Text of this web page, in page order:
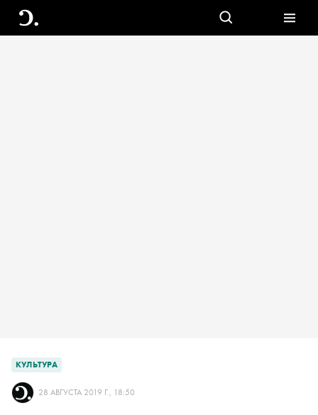
КУЛЬТУРА
28 АВГУСТА 2019 Г., 18:50